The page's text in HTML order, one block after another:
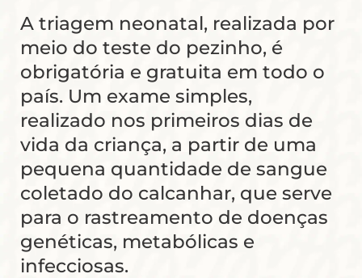
A triagem neonatal, realizada por
meio do teste do pezinho, é
obrigatória e gratuita em todo o
país. Um exame simples,
realizado nos primeiros dias de
vida da criança, a partir de uma
pequena quantidade de sangue
coletado do calcanhar, que serve
para o rastreamento de doenças
genéticas, metabólicas e
infecciosas.